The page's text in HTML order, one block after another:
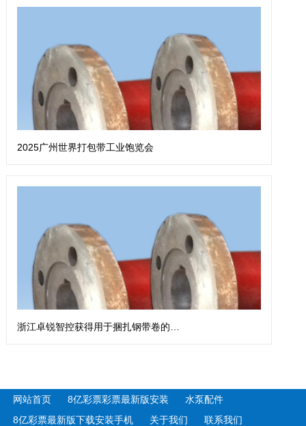
2025广州世界打包带工业饱览会
网站首页 8亿彩票彩票最新版安装
水泵配件
8亿彩票最新版下载安装手机
关于我们 联系我们